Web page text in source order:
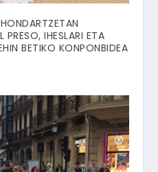
PRESO, IHESLARI ETA
BETIKO KONPONBIDEA